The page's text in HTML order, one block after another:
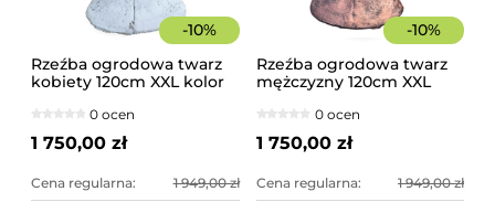
-10%
Rzeźba ogrodowa twarz
kobiety 120cm XXL kolor
imponująca dekoracja
ogrodowa
0 ocen
1 750,00 zł
Cena regularna: 1 949,00 zł
-10%
Rzeźba ogrodowa twarz
mężczyzny 120cm XXL
imponująca dekoracja
ogrodowa
0 ocen
1 750,00 zł
Cena regularna: 1 949,00 zł